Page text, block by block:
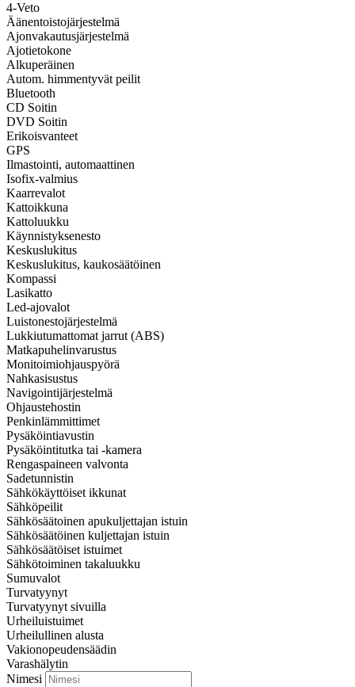
4-Veto
Äänentoistojärjestelmä
Ajonvakautusjärjestelmä
Ajotietokone
Alkuperäinen
Autom. himmentyvät peilit
Bluetooth
CD Soitin
DVD Soitin
Erikoisvanteet
GPS
Ilmastointi, automaattinen
Isofix-valmius
Kaarrevalot
Kattoikkuna
Kattoluukku
Käynnistyksenesto
Keskuslukitus
Keskuslukitus, kaukosäätöinen
Kompassi
Lasikatto
Led-ajovalot
Luistonestojärjestelmä
Lukkiutumattomat jarrut (ABS)
Matkapuhelinvarustus
Monitoimiohjauspyörä
Nahkasisustus
Navigointijärjestelmä
Ohjaustehostin
Penkinlämmittimet
Pysäköintiavustin
Pysäköintitutka tai -kamera
Rengaspaineen valvonta
Sadetunnistin
Sähkökäyttöiset ikkunat
Sähköpeilit
Sähkösäätoinen apukuljettajan istuin
Sähkösäätöinen kuljettajan istuin
Sähkösäätöiset istuimet
Sähkötoiminen takaluukku
Sumuvalot
Turvatyynyt
Turvatyynyt sivuilla
Urheiluistuimet
Urheilullinen alusta
Vakionopeudensäädin
Varashälytin
Nimesi